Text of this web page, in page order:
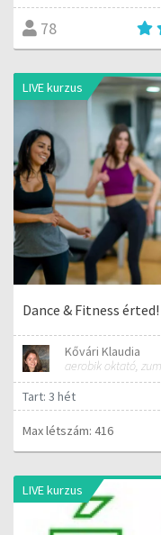
78
LIVE kurzus
Dance & Fitness érted!
Kővári Klaudia
Tart: 3 hét
Max létszám: 416
LIVE kurzus